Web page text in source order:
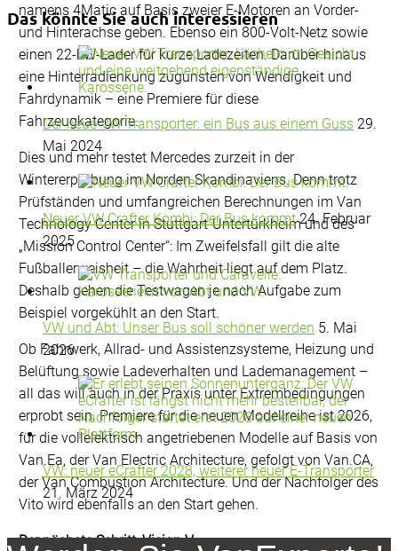
namens 4Matic auf Basis zweier E-Motoren an Vorder-
und Hinterachse geben. Ebenso ein 800-Volt-Netz sowie
einen 22-kW-Lader für kurze Ladezeiten. Darüber hinaus
eine Hinterradlenkung zugunsten von Wendigkeit und
Fahrdynamik – eine Premiere für diese
Fahrzeugkategorie.
Dies und mehr testet Mercedes zurzeit in der
Wintererprobung im Norden Skandinaviens. Denn trotz
Prüfständen und umfangreichen Berechnungen im Van
Technology Center in Stuttgart-Untertürkheim und des
„Mission Control Center“: Im Zweifelsfall gilt die alte
Fußballerweisheit – die Wahrheit liegt auf dem Platz.
Deshalb gehen die Testwagen je nach Aufgabe zum
Beispiel vorgekühlt an den Start.
Ob Fahrwerk, Allrad- und Assistenzsysteme, Heizung und
Belüftung sowie Ladeverhalten und Lademanagement –
all das will auch in der Praxis unter Extrembedingungen
erprobt sein. Premiere für die neuen Modellreihe ist 2026,
für die vollelektrisch angetriebenen Modelle auf Basis von
Van.Ea, der Van Electric Architecture, gefolgt von Van.CA,
der Van Combustion Architecture. Und der Nachfolger des
Vito wird ebenfalls an den Start gehen.
Der nächste Schritt: Vision V
Das könnte Sie auch interessieren
Der neue VW Transporter: ein Bus aus einem Guss 29.
Mai 2024
Neuer VW Crafter Kombi: Der Bus kommt24. Februar
2025
VW und Abt: Unser Bus soll schöner werden 5. Mai
2026
VW: neuer eCrafter 2028, weiterer neuer E-Transporter
21. März 2024